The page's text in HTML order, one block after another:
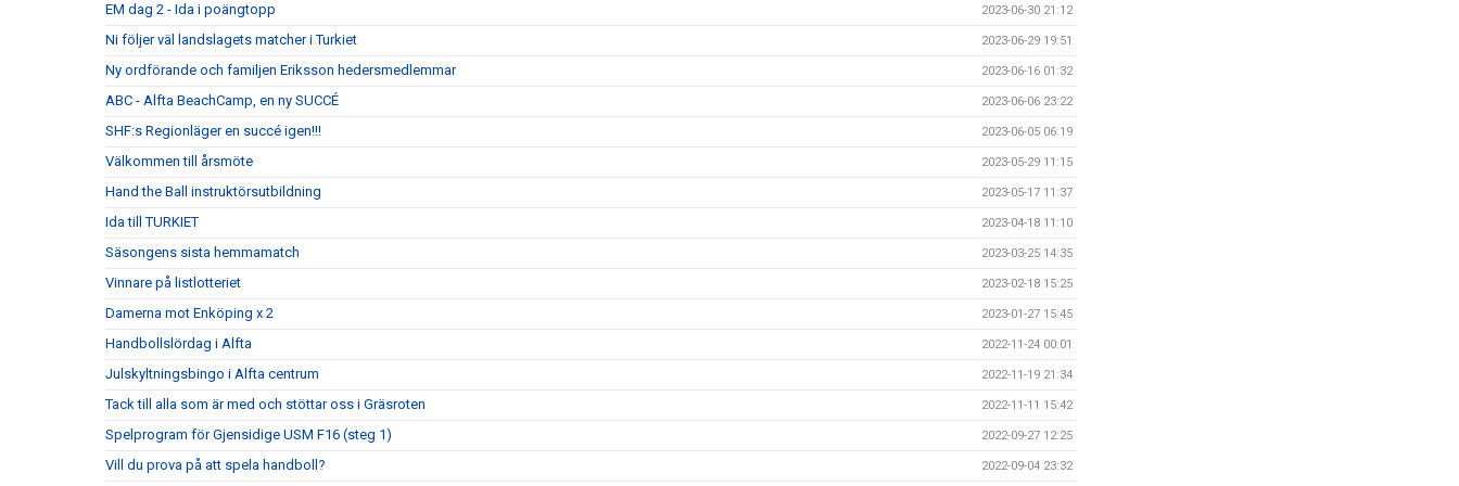
EM dag 2 - Ida i poängtopp 2023-06-30 21:12
Ni följer väl landslagets matcher i Turkiet 2023-06-29 19:51
Ny ordförande och familjen Eriksson hedersmedlemmar 2023-06-16 01:32
ABC - Alfta BeachCamp, en ny SUCCÉ 2023-06-06 23:22
SHF:s Regionläger en succé igen!!! 2023-06-05 06:19
Välkommen till årsmöte 2023-05-29 11:15
Hand the Ball instruktörsutbildning 2023-05-17 11:37
Ida till TURKIET 2023-04-18 11:10
Säsongens sista hemmamatch 2023-03-25 14:35
Vinnare på listlotteriet 2023-02-18 15:25
Damerna mot Enköping x 2 2023-01-27 15:45
Handbollslördag i Alfta 2022-11-24 00:01
Julskyltningsbingo i Alfta centrum 2022-11-19 21:34
Tack till alla som är med och stöttar oss i Gräsroten 2022-11-11 15:42
Spelprogram för Gjensidige USM F16 (steg 1) 2022-09-27 12:25
Vill du prova på att spela handboll? 2022-09-04 23:32